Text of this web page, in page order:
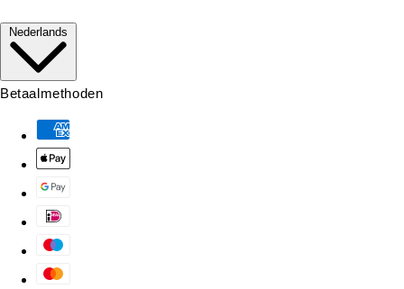
Nederlands
Betaalmethoden